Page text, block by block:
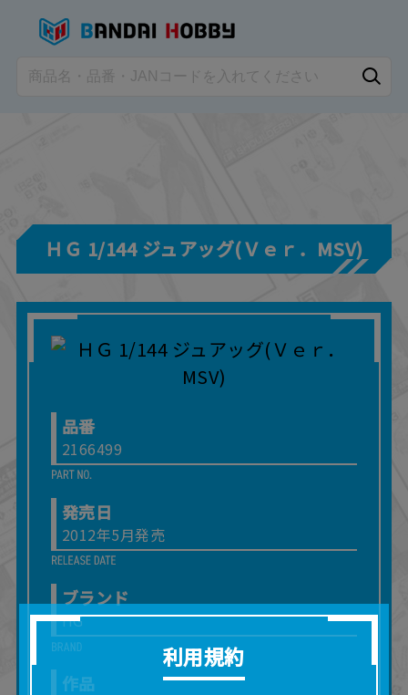
ＨＧ 1/144 ジュアッグ(Ｖｅｒ．MSV)
品番
2166499
発売日
2012年5月発売
ブランド
HG
作品
利用規約